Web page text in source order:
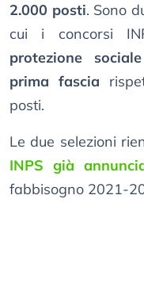
2.000 posti. Sono
cui i concorsi
protezione sociale
prima fascia
posti.
Le due selezioni
INPS già
fabbisogno 2021-